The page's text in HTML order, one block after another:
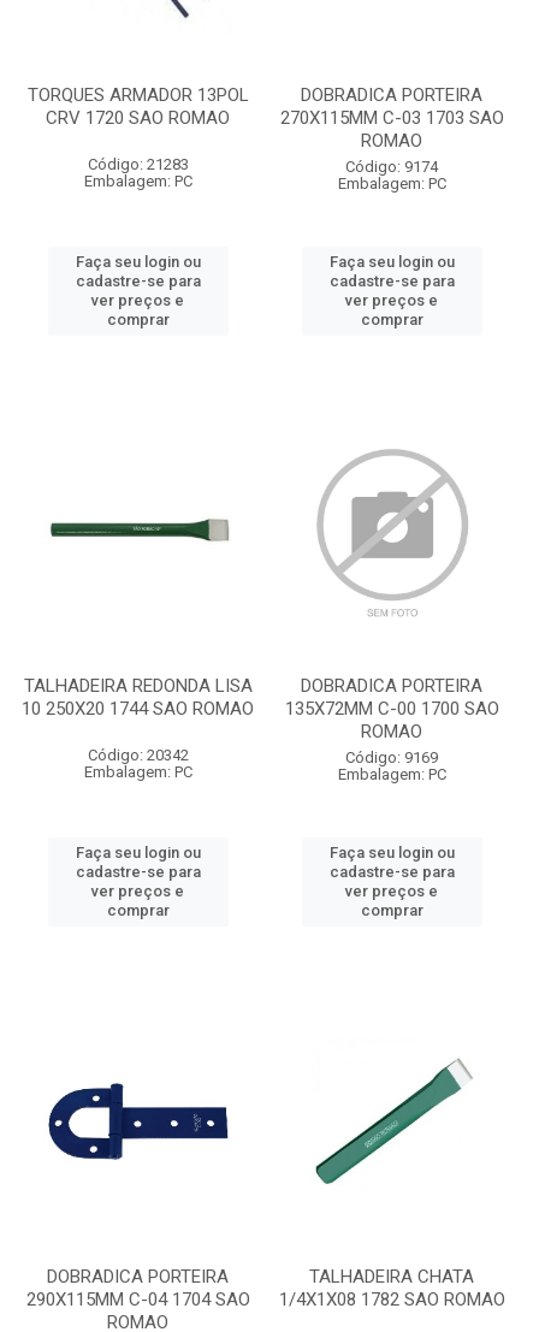
TORQUES ARMADOR 13POL
CRV 1720 SAO ROMAO
Código: 21283
Embalagem: PC
Faça seu login ou
cadastre-se para
ver preços e
comprar
DOBRADICA PORTEIRA
270X115MM C-03 1703 SAO
ROMAO
Código: 9174
Embalagem: PC
Faça seu login ou
cadastre-se para
ver preços e
comprar
TALHADEIRA REDONDA LISA
10 250X20 1744 SAO ROMAO
Código: 20342
Embalagem: PC
Faça seu login ou
cadastre-se para
ver preços e
comprar
DOBRADICA PORTEIRA
135X72MM C-00 1700 SAO
ROMAO
Código: 9169
Embalagem: PC
Faça seu login ou
cadastre-se para
ver preços e
comprar
DOBRADICA PORTEIRA
290X115MM C-04 1704 SAO
ROMAO
TALHADEIRA CHATA
1/4X1X08 1782 SAO ROMAO